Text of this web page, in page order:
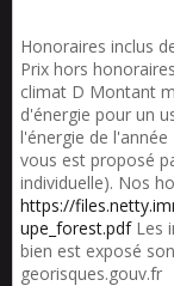
Honoraires inclus
Prix hors
climat D Montant
d'énergie pour un
l'énergie de l'année
vous est proposé
individuelle). Nos
https://
upe_forest.pdfLes
bien est exposé
georisques.gouv.fr